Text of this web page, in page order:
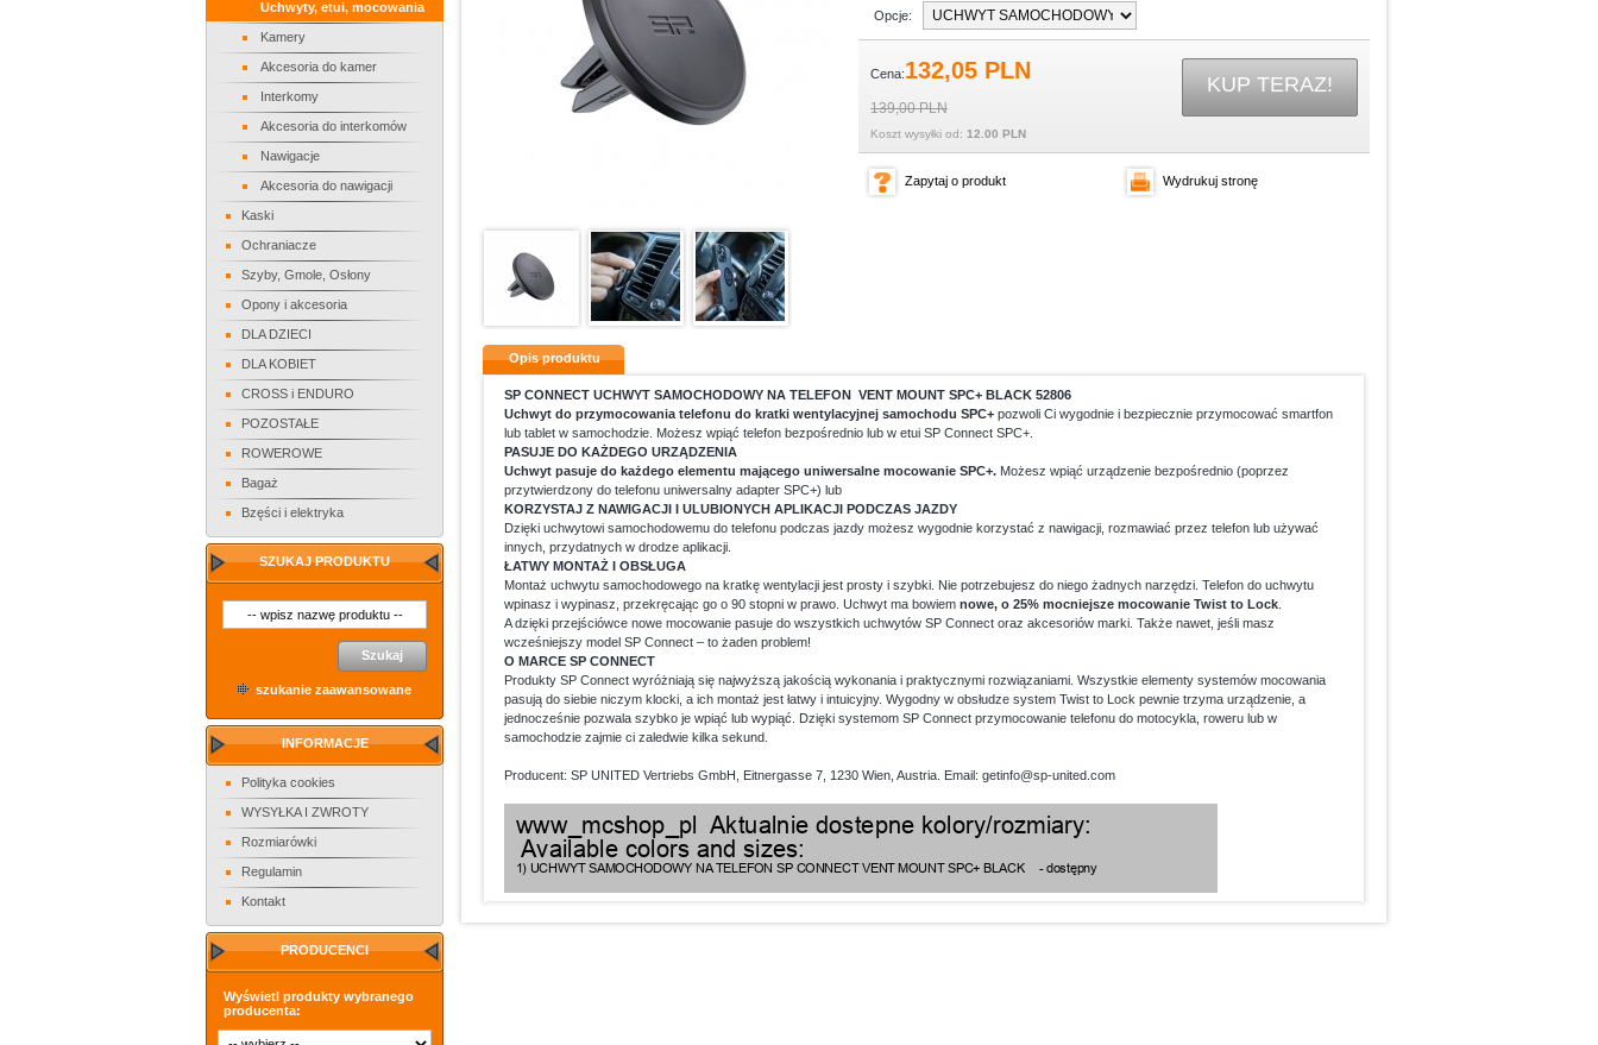
Uchwyty, etui, mocowania
Kamery
Akcesoria do kamer
Interkomy
Akcesoria do interkomów
Nawigacje
Akcesoria do nawigacji
Kaski
Ochraniacze
Szyby, Gmole, Osłony
Opony i akcesoria
DLA DZIECI
DLA KOBIET
CROSS i ENDURO
POZOSTAŁE
ROWEROWE
Bagaż
Bzęści i elektryka
SZUKAJ PRODUKTU
Szukaj
szukanie zaawansowane
INFORMACJE
Polityka cookies
WYSYŁKA I ZWROTY
Rozmiarówki
Regulamin
Kontakt
PRODUCENCI
Wyświetl produkty wybranego
producenta:
Opcje:
KUP TERAZ!
Cena:132,05 PLN
139,00 PLN
Koszt wysyłki od: 12.00 PLN
Zapytaj o produkt Wydrukuj stronę
Opis produktu
SP CONNECT UCHWYT SAMOCHODOWY NA TELEFON VENT MOUNT SPC+ BLACK 52806
Uchwyt do przymocowania telefonu do kratki wentylacyjnej samochodu SPC+ pozwoli Ci wygodnie i bezpiecznie przymocować smartfon
lub tablet w samochodzie. Możesz wpiąć telefon bezpośrednio lub w etui SP Connect SPC+.
PASUJE DO KAŻDEGO URZĄDZENIA
Uchwyt pasuje do każdego elementu mającego uniwersalne mocowanie SPC+. Możesz wpiąć urządzenie bezpośrednio (poprzez
przytwierdzony do telefonu uniwersalny adapter SPC+) lub
KORZYSTAJ Z NAWIGACJI I ULUBIONYCH APLIKACJI PODCZAS JAZDY
Dzięki uchwytowi samochodowemu do telefonu podczas jazdy możesz wygodnie korzystać z nawigacji, rozmawiać przez telefon lub używać
innych, przydatnych w drodze aplikacji.
ŁATWY MONTAŻ I OBSŁUGA
Montaż uchwytu samochodowego na kratkę wentylacji jest prosty i szybki. Nie potrzebujesz do niego żadnych narzędzi. Telefon do uchwytu
wpinasz i wypinasz, przekręcając go o 90 stopni w prawo. Uchwyt ma bowiem nowe, o 25% mocniejsze mocowanie Twist to Lock
A dzięki przejściówce nowe mocowanie pasuje do wszystkich uchwytów SP Connect oraz akcesoriów marki. Także nawet, jeśli masz
wcześniejszy model SP Connect – to żaden problem!
O MARCE SP CONNECT
Produkty SP Connect wyróżniają się najwyższą jakością wykonania i praktycznymi rozwiązaniami. Wszystkie elementy systemów mocowania
pasują do siebie niczym klocki, a ich montaż jest łatwy i intuicyjny. Wygodny w obsłudze system Twist to Lock pewnie trzyma urządzenie, a
jednocześnie pozwala szybko je wpiąć lub wypiąć. Dzięki systemom SP Connect przymocowanie telefonu do motocykla, roweru lub w
samochodzie zajmie ci zaledwie kilka sekund.
Producent: SP UNITED Vertriebs GmbH, Eitnergasse 7, 1230 Wien, Austria. Email: getinfo@sp-united.com